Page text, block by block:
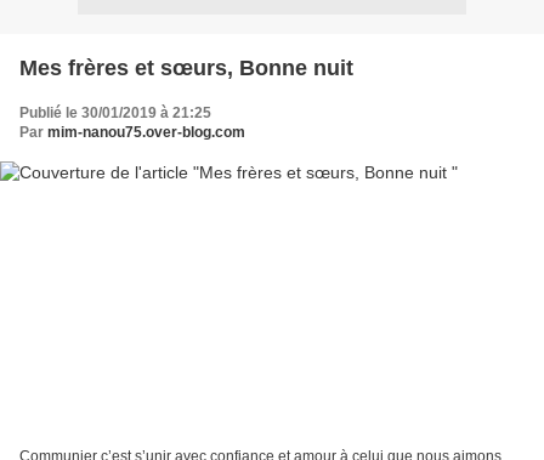
Mes frères et sœurs, Bonne nuit
Publié le 30/01/2019 à 21:25
Par mim-nanou75.over-blog.com
Communier c’est s’unir avec confiance et amour à celui que nous aimons